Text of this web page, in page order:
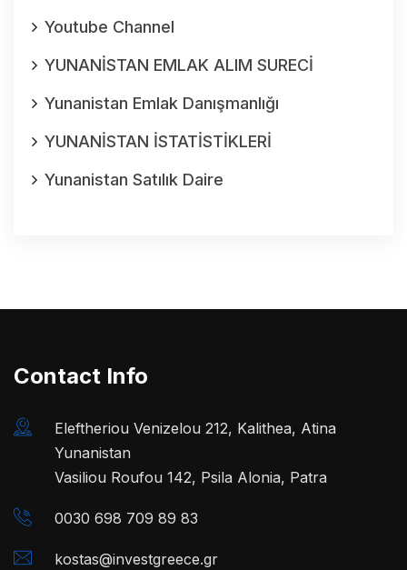
Youtube Channel
YUNANİSTAN EMLAK ALIM SURECİ
Yunanistan Emlak Danışmanlığı
YUNANİSTAN İSTATİSTİKLERİ
Yunanistan Satılık Daire
Contact Info
Eleftheriou Venizelou 212, Kalithea, Atina
Yunanistan
Vasiliou Roufou 142, Psila Alonia, Patra
0030 698 709 89 83
kostas@investgreece.gr